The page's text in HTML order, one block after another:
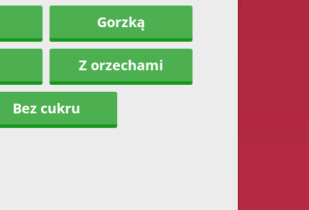
Gorzką
Z orzechami
Bez cukru